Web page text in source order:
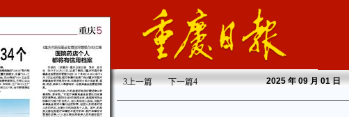
3上一篇 下一篇4 2025年 09 月 01 日